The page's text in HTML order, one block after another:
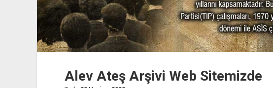
Alev Ateş Arşivi Web Sitemizde